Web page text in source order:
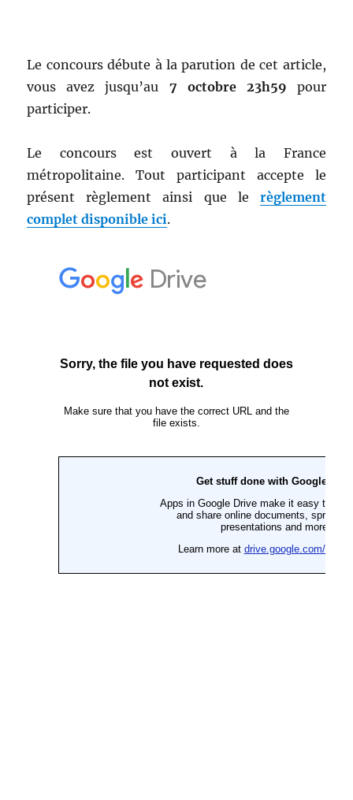
Le concours débute à la parution de cet article,
vous avez jusqu’au 7 octobre 23h59 pour
participer.
Le concours est ouvert à la France
métropolitaine. Tout participant accepte le
présent règlement ainsi que le règlement
complet disponible ici.